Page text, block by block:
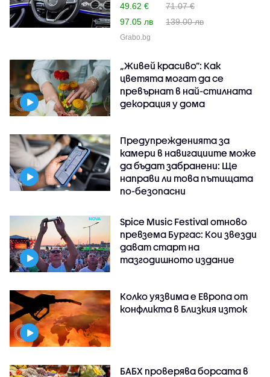
49.62 €
71.07 €
97.05 лв
139.00 лв
Grabo.bg
„Живей красиво”: Как
цветята могат да се
превърнат в най-стилната
декорация у дома
Предупрежденията за
камери в навигациите може
да бъдат забранени: Ще
направи ли това пътищата
по-безопасни
Spice Music Festival отново
превзема Бургас: Кои звезди
дават старт на
тазгодишното издание
Колко уязвима е Европа от
конфликта в Близкия изток
БАБХ проверява борсата в